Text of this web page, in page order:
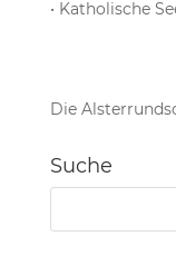
• Katholische
Die
Suche